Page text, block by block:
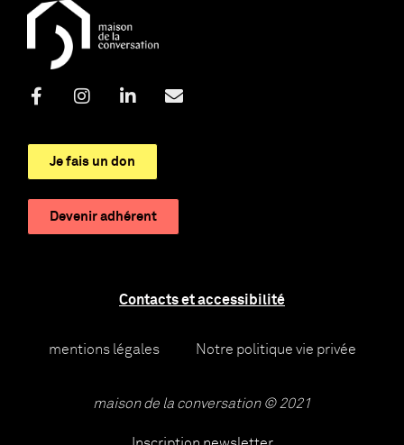
Je fais un don
Devenir adhérent
Contacts et accessibilité
mentions légales Notre politique vie privée
maison de la conversation © 2021